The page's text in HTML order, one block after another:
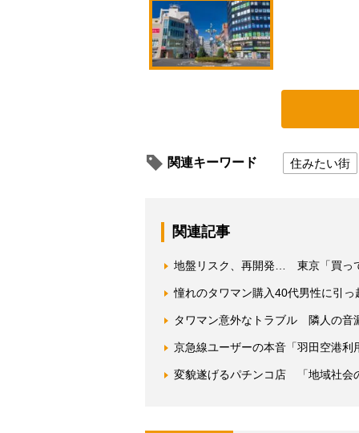
関連キーワード 住みたい街
関連記事
地盤リスク、再開発… 東京「買っ
憧れのタワマン購入40代男性に引
タワマン意外なトラブル 隣人の音
京急線ユーザーの本音「羽田空港
変貌遂げるパチンコ店 「地域社会